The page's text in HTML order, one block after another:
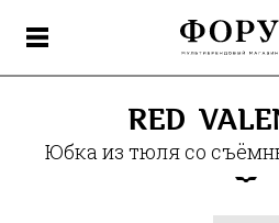
RED
Юбка из тюля со